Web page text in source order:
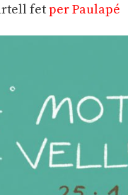
fetper Paulapé